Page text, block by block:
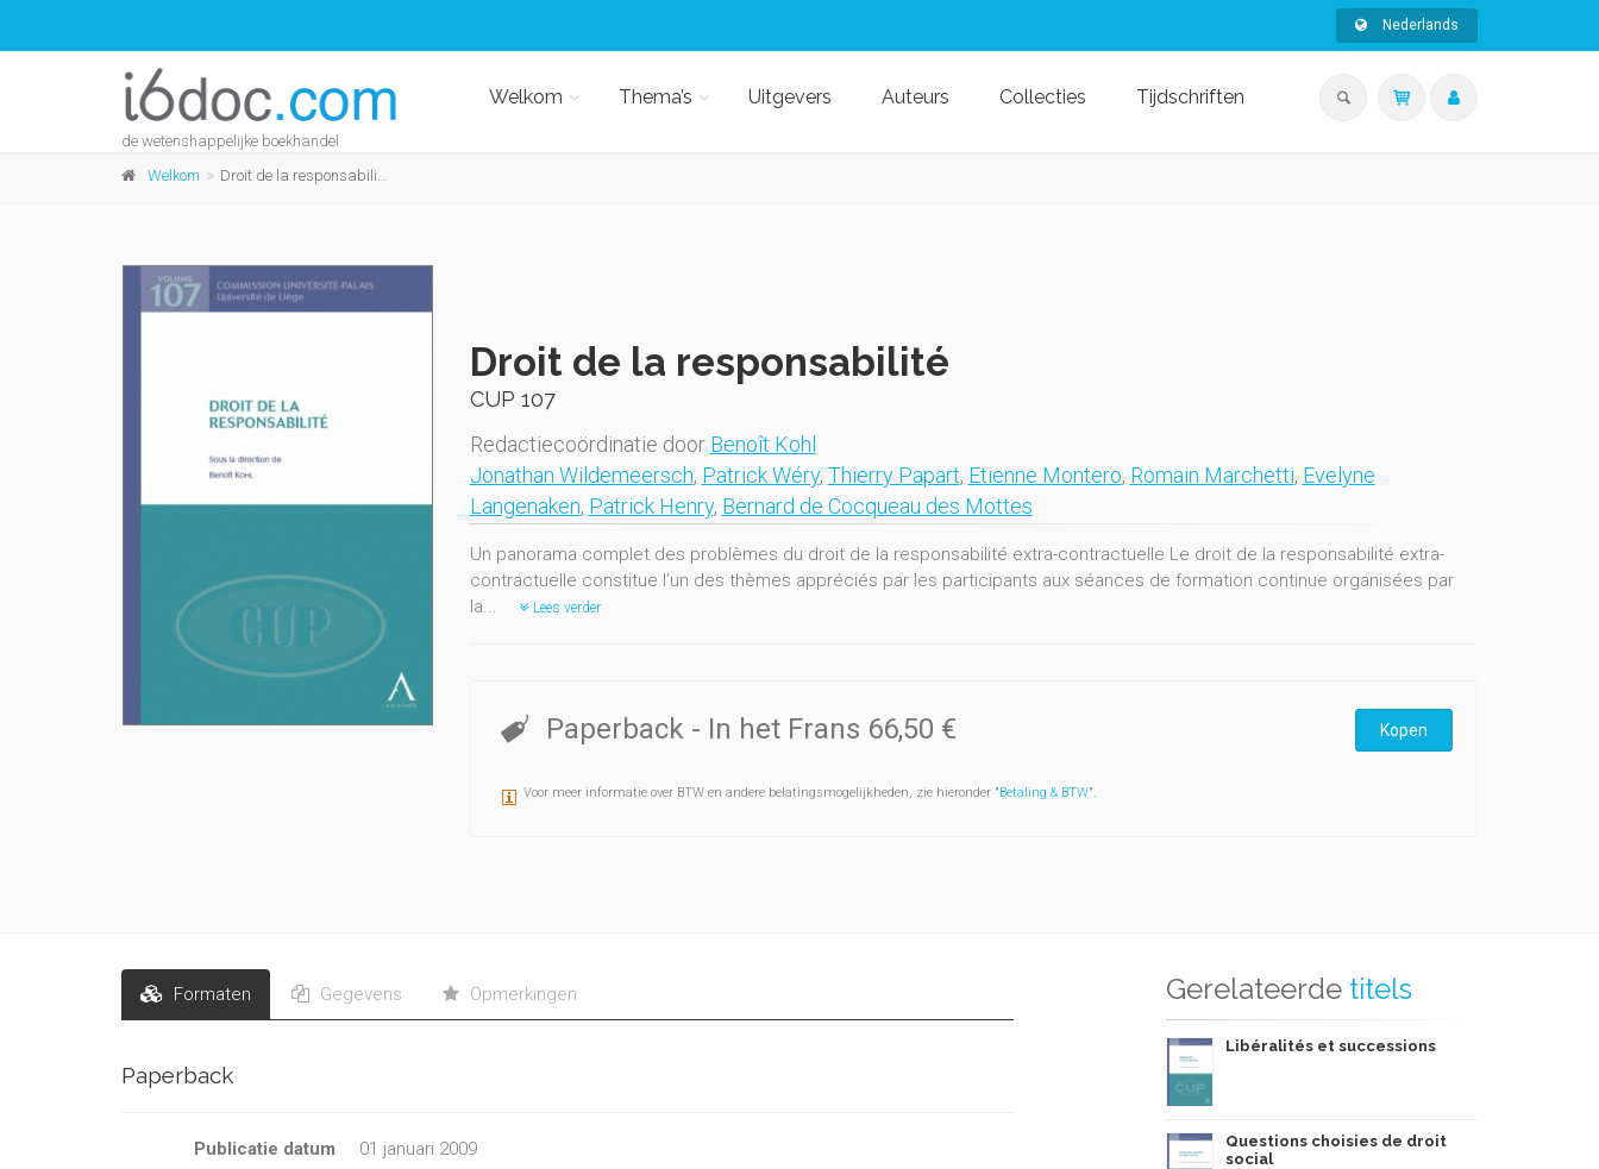
Nederlands
de wetenshappelijke boekhandel
Welkom Thema’s Uitgevers Auteurs Collecties Tijdschriften
Welkom Droit de la responsabilité
Droit de la responsabilité
CUP 107
Redactiecoördinatie door Benoît Kohl
Jonathan Wildemeersch, Patrick Wéry, Thierry Papart, Etienne Montero, Romain Marchetti, Evelyne
Langenaken, Patrick Henry, Bernard de Cocqueau des Mottes
Un panorama complet des problèmes du droit de la responsabilité extra-contractuelle Le droit de la responsabilité extra-
contractuelle constitue l’un des thèmes appréciés par les participants aux séances de formation continue organisées par
la...
Lees verder
Paperback - In het Frans 66,50 € Kopen
Voor meer informatie over BTW en andere belatingsmogelijkheden, zie hieronder "Betaling & BTW".
Formaten Gegevens Opmerkingen
Paperback
Publicatie datum
01 januari 2009
Gerelateerde titels
Libéralités et successions
Questions choisies de droit
social